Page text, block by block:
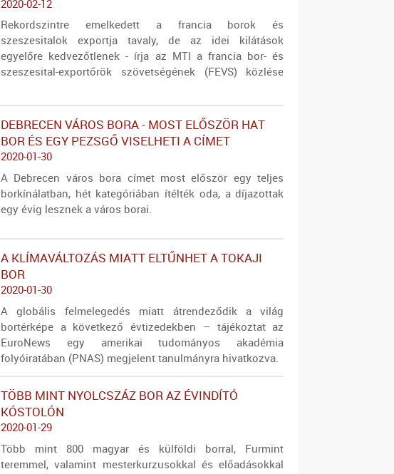
2020-02-12
Rekordszintre emelkedett a francia borok és
szeszesitalok exportja tavaly, de az idei kilátások
egyelőre kedvezőtlenek - írja az MTI a francia bor- és
szeszesital-exportőrök szövetségének (FEVS) közlése
DEBRECEN VÁROS BORA - MOST ELŐSZÖR HAT
BOR ÉS EGY PEZSGŐ VISELHETI A CÍMET
2020-01-30
A Debrecen város bora címet most először egy teljes
borkínálatban, hét kategóriában ítélték oda, a díjazottak
egy évig lesznek a város borai.
A KLÍMAVÁLTOZÁS MIATT ELTŰNHET A TOKAJI
BOR
2020-01-30
A globális felmelegedés miatt átrendeződik a világ
bortérképe a következő évtizedekben – tájékoztat az
EuroNews egy amerikai tudományos akadémia
folyóiratában (PNAS) megjelent tanulmányra hivatkozva.
TÖBB MINT NYOLCSZÁZ BOR AZ ÉVINDÍTÓ
KÓSTOLÓN
2020-01-29
Több mint 800 magyar és külföldi borral, Furmint
teremmel, valamint mesterkurzusokkal és előadásokkal